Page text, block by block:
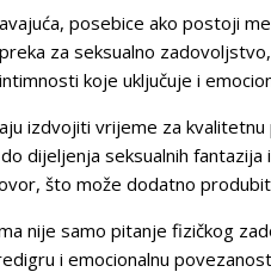
posebice ako postoji
za seksualno
koje uključuje i
izdvojiti vrijeme za
dijeljenja seksualnih
što može dodatno
nije samo pitanje fizičkog
i emocionalnu